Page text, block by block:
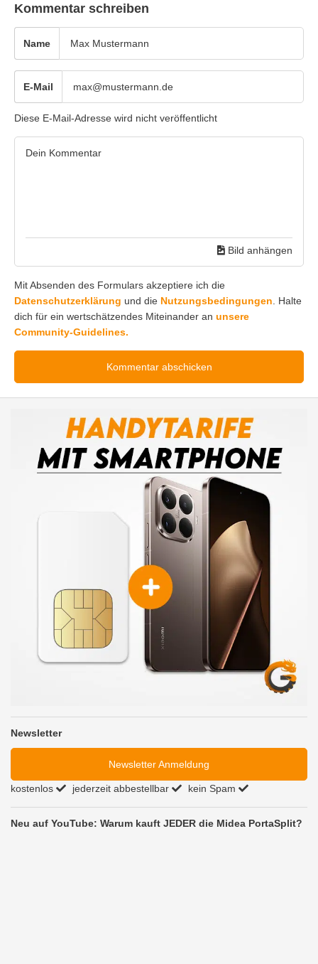
Kommentar schreiben
Name
E-Mail
Diese E-Mail-Adresse wird nicht veröffentlicht
Bild anhängen
Mit Absenden des Formulars akzeptiere ich die
Datenschutzerklärung und die Nutzungsbedingungen . Halte
dich für ein wertschätzendes Miteinander an unsere
Community-Guidelines.
Newsletter
Newsletter Anmeldung
kostenlos jederzeit abbestellbar kein Spam
Neu auf YouTube: Warum kauft JEDER die Midea PortaSplit?